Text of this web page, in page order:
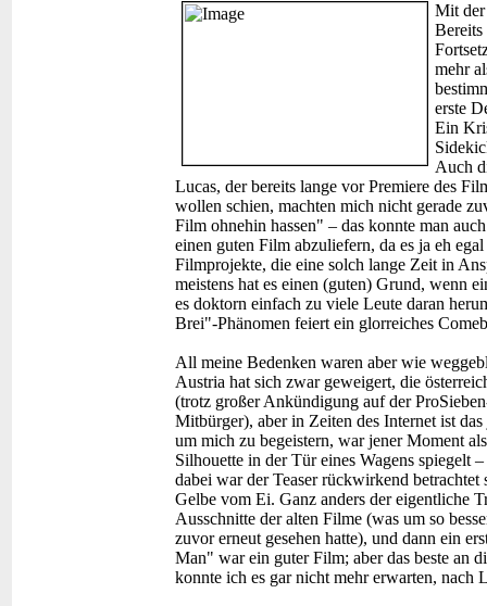
Mit der
Bereits
mehr
erste
Ein
Auch
Lucas, der bereits lange vor Premiere des
wollen schien, machten mich nicht gerade
Film ohnehin hassen" – das konnte man
einen guten Film abzuliefern, da es ja eh
Filmprojekte, die eine solch lange Zeit in
meistens hat es einen (guten) Grund, wenn
es doktorn einfach zu viele Leute daran
Brei"-Phänomen feiert ein glorreiches
All meine Bedenken waren aber wie
Austria hat sich zwar geweigert, die
(trotz großer Ankündigung auf der
Mitbürger), aber in Zeiten des Internet ist
um mich zu begeistern, war jener Moment
Silhouette in der Tür eines Wagens spiegelt
dabei war der Teaser rückwirkend
Gelbe vom Ei. Ganz anders der eigentliche
Ausschnitte der alten Filme (was um so
zuvor erneut gesehen hatte), und dann ein
Man" war ein guter Film; aber das beste an
konnte ich es gar nicht mehr erwarten, nach